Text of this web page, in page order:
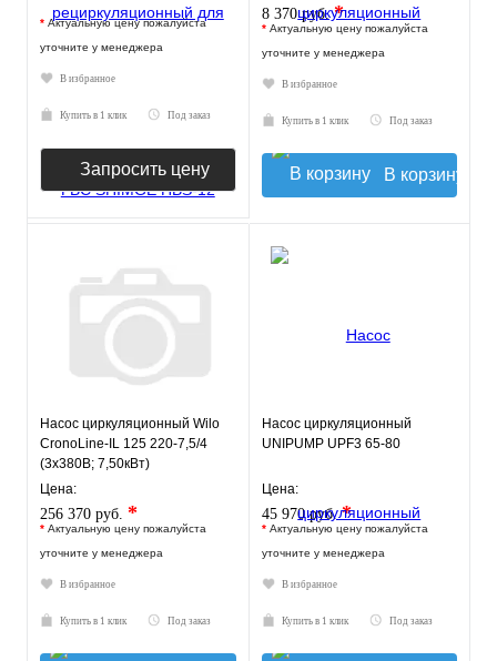
* Актуальную цену пожалуйста
уточните у менеджера
В избранное
Купить в 1 клик Под заказ
Запросить цену
8 370 руб.*
* Актуальную цену пожалуйста
уточните у менеджера
В избранное
Купить в 1 клик Под заказ
В корзину
Насос циркуляционный Wilo
CronoLine-IL 125 220-7,5/4
(3х380В; 7,50кВт)
Цена:
256 370 руб. *
* Актуальную цену пожалуйста
уточните у менеджера
В избранное
Купить в 1 клик Под заказ
Насос циркуляционный
UNIPUMP UPF3 65-80
Цена:
45 970 руб.*
* Актуальную цену пожалуйста
уточните у менеджера
В избранное
Купить в 1 клик Под заказ